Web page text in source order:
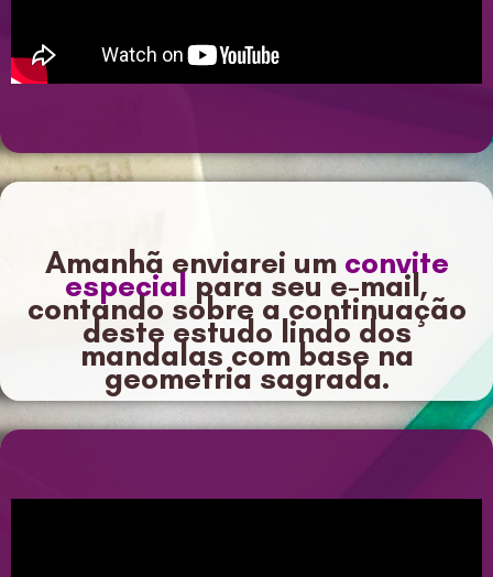
Amanhã enviarei um convite
especial para seu e-mail,
contando sobre a continuação
deste estudo lindo dos
mandalas com base na
geometria sagrada.